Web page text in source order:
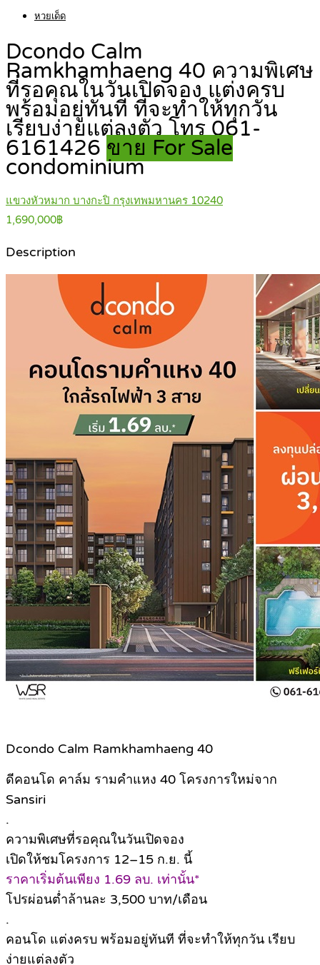
หวยเด็ด
Dcondo Calm
Ramkhamhaeng 40 ความพิเศษ
ที่รอคุณในวันเปิดจอง แต่งครบ
พร้อมอยู่ทันที ที่จะทำให้ทุกวัน
เรียบง่ายแต่ลงตัว โทร 061-
6161426 ขาย For Sale
condominium
แขวงหัวหมาก บางกะปิ กรุงเทพมหานคร 10240
1,690,000฿
Description
Dcondo Calm Ramkhamhaeng 40
ดีคอนโด คาล์ม รามคำแหง 40 โครงการใหม่จาก
Sansiri
.
ความพิเศษที่รอคุณในวันเปิดจอง
เปิดให้ชมโครงการ 12–15 ก.ย. นี้
ราคาเริ่มต้นเพียง 1.69 ลบ. เท่านั้น*
โปรผ่อนต่ำล้านละ 3,500 บาท/เดือน
.
คอนโด แต่งครบ พร้อมอยู่ทันที ที่จะทำให้ทุกวัน เรียบ
ง่ายแต่ลงตัว